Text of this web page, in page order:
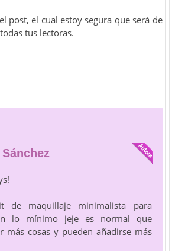
post, el cual estoy segura que será de
tus lectoras.
de maquillaje minimalista para
lo mínimo jeje es normal que
más cosas y pueden añadirse más